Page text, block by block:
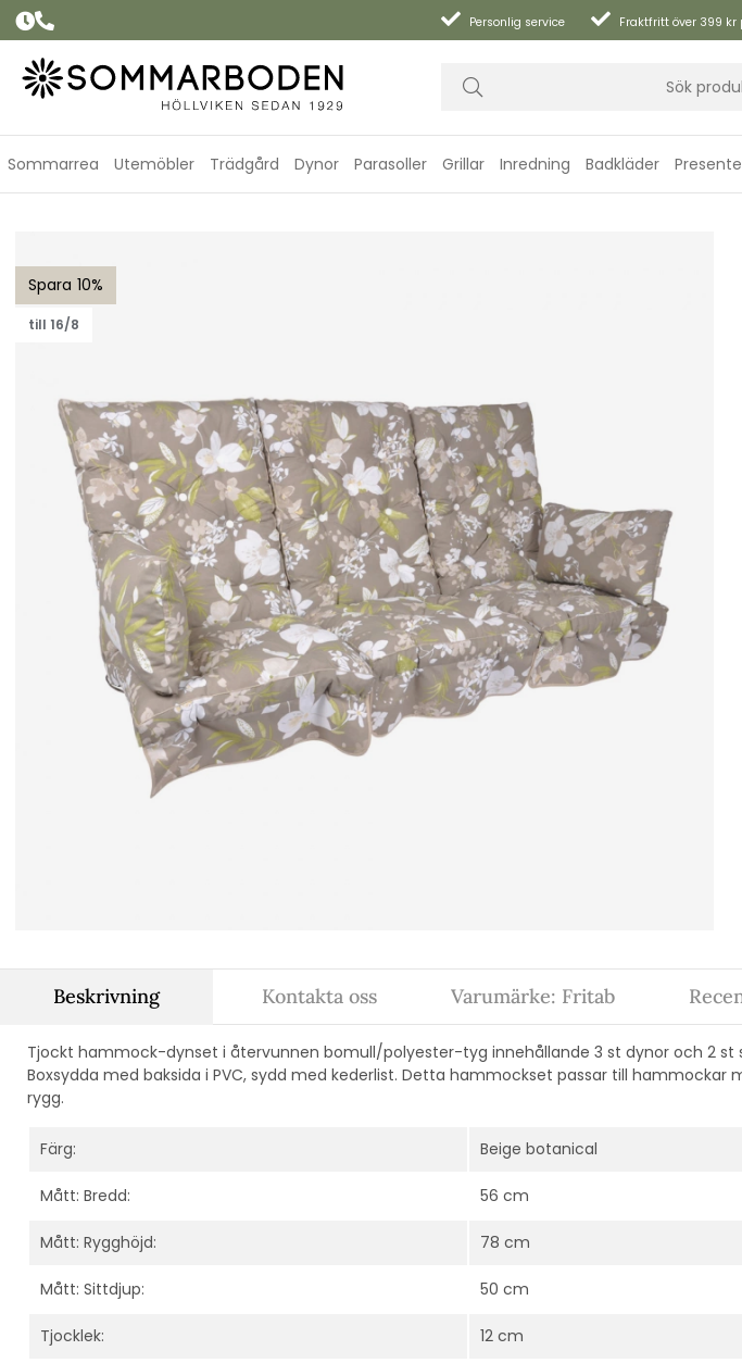
Personlig service Fraktfritt över 399
Sommarrea Utemöbler Trädgård Dynor Parasoller Grillar Inredning Badkläder
10
till 16/8
Beskrivning
Tjockt hammock-dynset i återvunnen bomull/polyester-tyg innehållande 3 st dynor och 2 st
Boxsydda med baksida i PVC, sydd med kederlist. Detta hammockset passar till hammockar
rygg.
Färg: Beige botanical
Mått: Bredd: 56 cm
Mått: Rygghöjd: 78 cm
Mått: Sittdjup: 50 cm
Tjocklek: 12 cm
Kontakta oss Varumärke: Fritab